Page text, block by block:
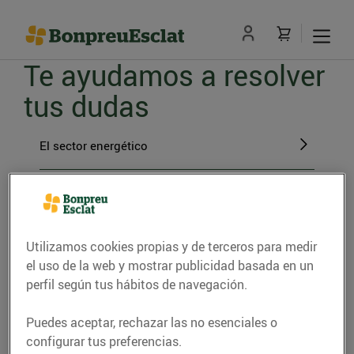
Te ayudamos a resolver
tus dudas
El sector energético
El paso a BonpreuEsclat Energia
Gestiones con BonpreuEsclat Energia
La energía verde
Utilizamos cookies propias y de terceros para medir
el uso de la web y mostrar publicidad basada en un
perfil según tus hábitos de navegación.
Puedes aceptar, rechazar las no esenciales o
configurar tus preferencias.